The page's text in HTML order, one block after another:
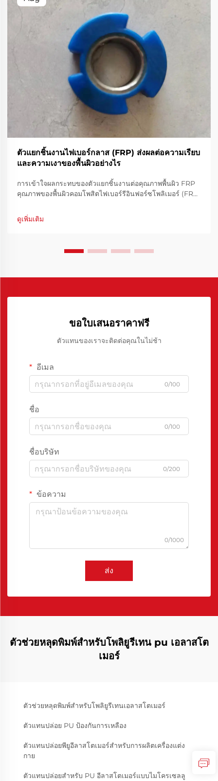
ตัวแยกชิ้นงานไฟเบอร์กลาส (FRP) ส่งผลต่อความเรียบ
และความเงาของพื้นผิวอย่างไร
การเข้าใจผลกระทบของตัวแยกชิ้นงานต่อคุณภาพพื้นผิว FRP
คุณภาพของพื้นผิวคอมโพสิตไฟเบอร์รีอินฟอร์ซโพลิเมอร์ (FRP)
แยกชิ้นงาน FRP ถือเป็นองค์ประกอบพื้นฐานในกระบวนการ
ผลิต...
ดูเพิ่มเติม
ขอใบเสนอราคาฟรี
ตัวแทนของเราจะติดต่อคุณในไม่ช้า
อีเมล
0/100
ชื่อ
0/100
ชื่อบริษัท
0/200
ข้อความ
0/1000
ส่ง
ตัวช่วยหลุดพิมพ์สำหรับโพลิยูรีเทน pu เอลาสโต
เมอร์
ตัวช่วยหลุดพิมพ์สำหรับโพลิยูรีเทนเอลาสโตเมอร์
ตัวแทนปล่อย PU ป้องกันการเหลือง
ตัวแทนปล่อยพียูอีลาสโตเมอร์สำหรับการผลิตเครื่องแต่ง
กาย
ตัวแทนปล่อยสำหรับ PU อีลาสโตเมอร์แบบไมโครเซลลู